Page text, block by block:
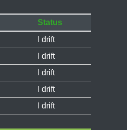
Status
I drift
I drift
I drift
I drift
I drift